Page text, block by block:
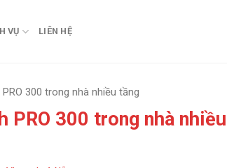
VỤ LIÊN HỆ
300 trong nhà nhiều tầng
PRO 300 trong nhà nhiều